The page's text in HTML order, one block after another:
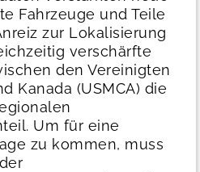
Fahrzeuge und Teile
zur Lokalisierung
verschärfte
den Vereinigten
Kanada (USMCA) die
Um für eine
zu kommen, muss